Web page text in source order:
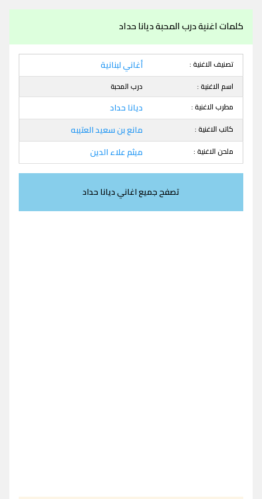
كلمات اغنية درب المحبة ديانا حداد
تصنيف الاغنية : أغاني لبنانية
اسم الاغنية :
درب المحبة
مطرب الاغنية :
ديانا حداد
كاتب الاغنية : مانع بن سعيد العتيبه
ملحن الاغنية : ميثم علاء الدين
تصفح جميع اغاني ديانا حداد